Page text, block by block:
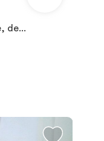
salle de bain
de...